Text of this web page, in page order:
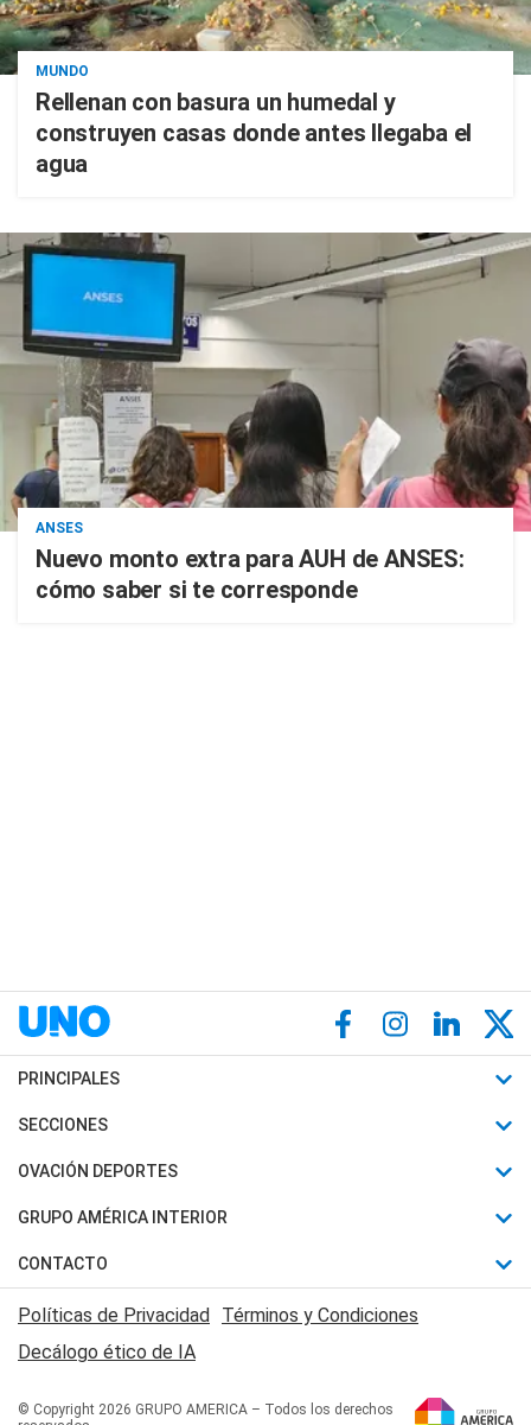
MUNDO
Rellenan con basura un humedal y
construyen casas donde antes llegaba el
agua
ANSES
Nuevo monto extra para AUH de ANSES:
cómo saber si te corresponde
PRINCIPALES
Últimas Noticias
Política
Judiciales
Economia
SECCIONES
Horóscopo
Motores
Trucos caseros
Series y Películas
Edictos y Solicitadas
OVACIÓN DEPORTES
Fútbol
Mundial
Automovilismo
Rugby
Básquet
GRUPO AMÉRICA INTERIOR
Canal 7 en Vivo
San Juan 8
CONTACTO
Acerca de Nosotros
Contactanos
Políticas de Privacidad Términos y Condiciones
Decálogo ético de IA
© Copyright 2026 GRUPO AMERICA – Todos los derechos